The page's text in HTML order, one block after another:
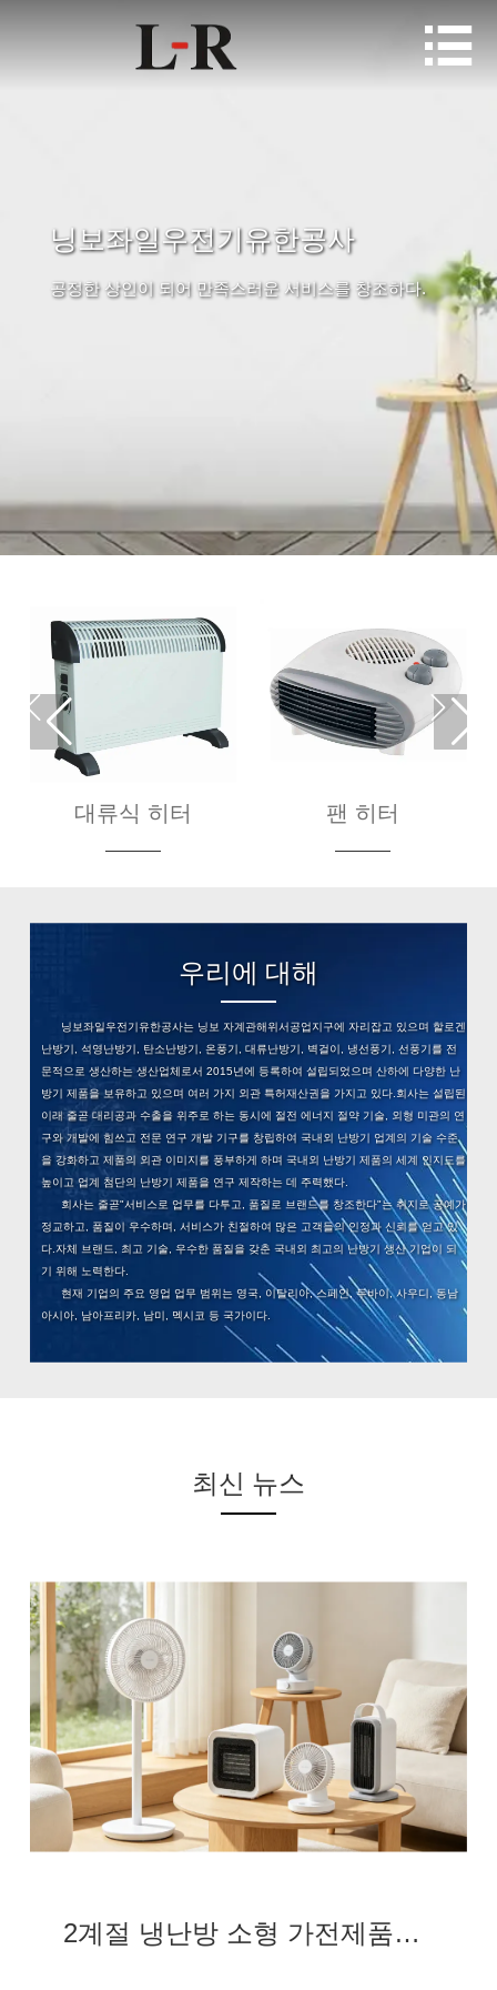

닝보좌일우전기유한공사
공정한 상인이 되어 만족스러운 서비스를 창조하다.
대류식 히터 팬 히터
 
우리에 대해
닝보좌일우전기유한공사는 닝보 자계관해위서공업지구에 자리잡고 있으며 할로겐
난방기, 석영난방기, 탄소난방기, 온풍기, 대류난방기, 벽걸이, 냉선풍기, 선풍기를 전
문적으로 생산하는 생산업체로서 2015년에 등록하여 설립되었으며 산하에 다양한 난
방기 제품을 보유하고 있으며 여러 가지 외관 특허재산권을 가지고 있다.회사는 설립된
이래 줄곧 대리공과 수출을 위주로 하는 동시에 절전 에너지 절약 기술, 외형 미관의 연
구와 개발에 힘쓰고 전문 연구 개발 기구를 창립하여 국내외 난방기 업계의 기술 수준
을 강화하고 제품의 외관 이미지를 풍부하게 하며 국내외 난방기 제품의 세계 인지도를
높이고 업계 첨단의 난방기 제품을 연구 제작하는 데 주력했다.
회사는 줄곧"서비스로 업무를 다투고, 품질로 브랜드를 창조한다"는 취지로 공예가
정교하고, 품질이 우수하며, 서비스가 친절하여 많은 고객들의 인정과 신뢰를 얻고 있
다.자체 브랜드, 최고 기술, 우수한 품질을 갖춘 국내외 최고의 난방기 생산 기업이 되
기 위해 노력한다.
현재 기업의 주요 영업 업무 범위는 영국, 이탈리아, 스페인, 두바이, 사우디, 동남
아시아, 남아프리카, 남미, 멕시코 등 국가이다.
최신 뉴스
2계절 냉난방 소형 가전제품을 깊이 갈고, 수출 원천 공장-닝보 조일우 전기 유한회사 전체 해석